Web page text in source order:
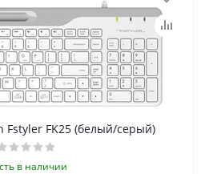
Fstyler FK25 (белый/серый)
в наличии